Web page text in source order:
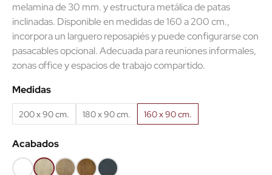
melamina de 30 mm. y estructura metálica de patas
inclinadas. Disponible en medidas de 160 a 200 cm.,
incorpora un larguero reposapiés y puede configurarse con
pasacables opcional. Adecuada para reuniones informales,
zonas office y espacios de trabajo compartido.
Medidas
200 x 90 cm. 180 x 90 cm. 160 x 90 cm.
Acabados
BlancoRobleRobleRobleAntracita